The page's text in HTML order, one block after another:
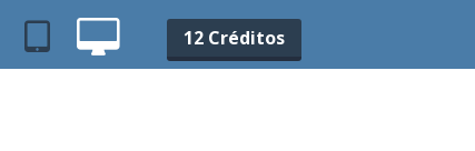
12 Créditos